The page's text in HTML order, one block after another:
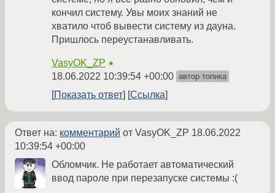
кончил систему. Увы моих знаний не
хватило чтоб вывести систему из дауна.
Пришлось переустанавливать.
VasyOK_ZP ★
18.06.2022 10:39:54 +00:00 автор топика
Показать ответ Ссылка
Ответ на: комментарий от VasyOK_ZP 18.06.2022
10:39:54 +00:00
Обломчик. Не работает автоматический
ввод пароле при перезапуске системы :(